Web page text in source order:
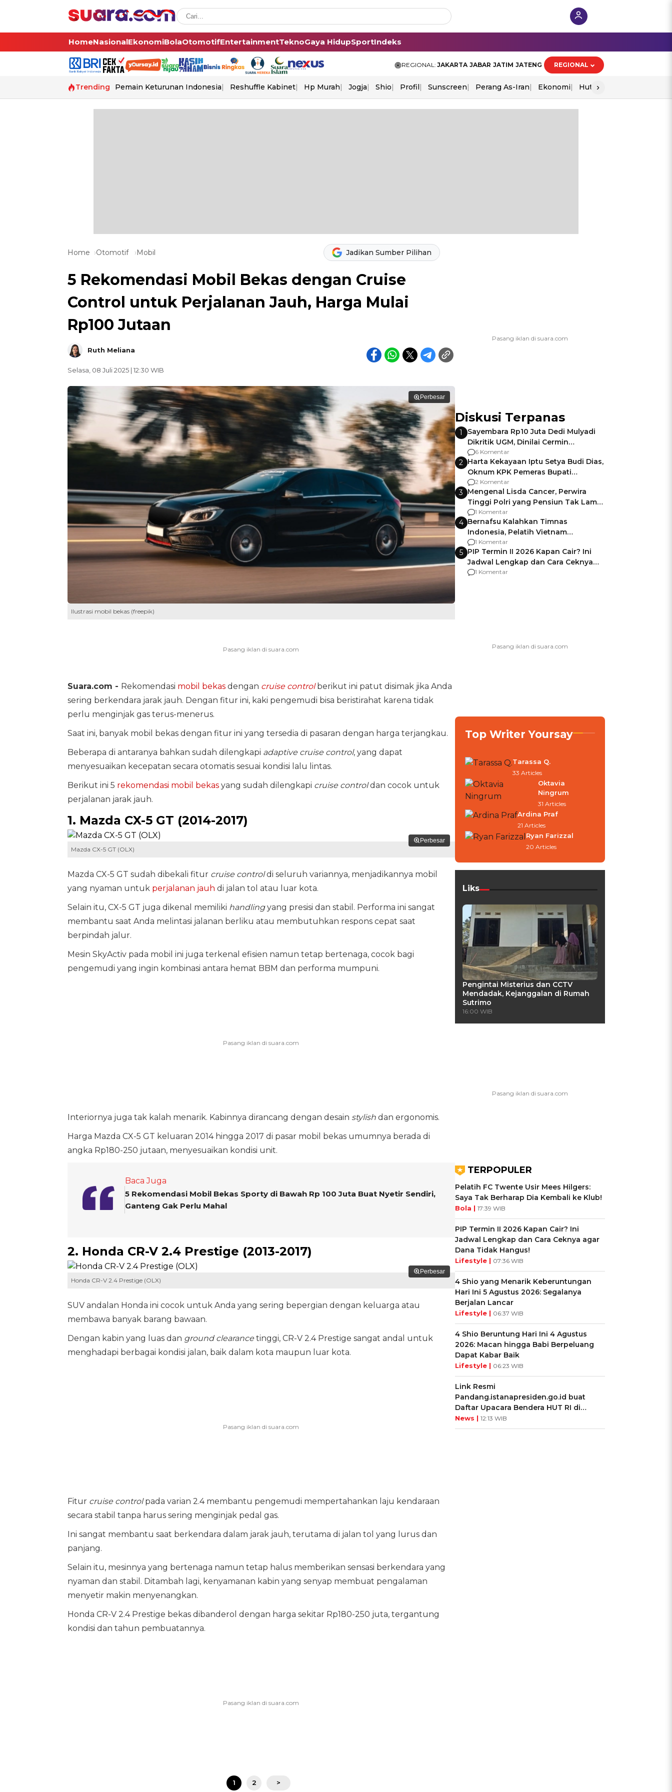
HomeNasionalEkonomiBolaOtomotifEntertainmentTeknoGaya HidupSportIndeks
REGIONAL: JAKARTA JABAR JATIM JATENG REGIONAL
Trending Pemain Keturunan Indonesia Reshuffle Kabinet Hp Murah Jogja Shio Profil Sunscreen Perang As-Iran Ekonomi Hut Ri
›
Home Otomotif Mobil Jadikan Sumber Pilihan
5 Rekomendasi Mobil Bekas dengan Cruise
Control untuk Perjalanan Jauh, Harga Mulai
Rp100 Jutaan
Ruth Meliana
Selasa, 08 Juli 2025 | 12:30 WIB
Perbesar
Ilustrasi mobil bekas (freepik)
Suara.com - Rekomendasi mobil bekasdengan cruise controlberikut ini patut disimak jika Anda
sering berkendara jarak jauh. Dengan fitur ini, kaki pengemudi bisa beristirahat karena tidak
perlu menginjak gas terus-menerus.
Saat ini, banyak mobil bekas dengan fitur ini yang tersedia di pasaran dengan harga terjangkau.
Beberapa di antaranya bahkan sudah dilengkapi adaptive cruise control, yang dapat
menyesuaikan kecepatan secara otomatis sesuai kondisi lalu lintas.
Berikut ini 5 rekomendasi mobil bekasyang sudah dilengkapi cruise controldan cocok untuk
perjalanan jarak jauh.
1. Mazda CX-5 GT (2014-2017)
Perbesar
Mazda CX-5 GT (OLX)
Mazda CX-5 GT sudah dibekali fitur cruise controldi seluruh variannya, menjadikannya mobil
yang nyaman untuk perjalanan jauh di jalan tol atau luar kota.
Selain itu, CX-5 GT juga dikenal memiliki handlingyang presisi dan stabil. Performa ini sangat
membantu saat Anda melintasi jalanan berliku atau membutuhkan respons cepat saat
berpindah jalur.
Mesin SkyActiv pada mobil ini juga terkenal efisien namun tetap bertenaga, cocok bagi
pengemudi yang ingin kombinasi antara hemat BBM dan performa mumpuni.
Interiornya juga tak kalah menarik. Kabinnya dirancang dengan desain stylishdan ergonomis.
Harga Mazda CX-5 GT keluaran 2014 hingga 2017 di pasar mobil bekas umumnya berada di
angka Rp180-250 jutaan, menyesuaikan kondisi unit.
Baca Juga
5 Rekomendasi Mobil Bekas Sporty di Bawah Rp 100 Juta Buat Nyetir Sendiri,
Ganteng Gak Perlu Mahal
2. Honda CR-V 2.4 Prestige (2013-2017)
Perbesar
Honda CR-V 2.4 Prestige (OLX)
SUV andalan Honda ini cocok untuk Anda yang sering bepergian dengan keluarga atau
membawa banyak barang bawaan.
Dengan kabin yang luas dan ground clearancetinggi, CR-V 2.4 Prestige sangat andal untuk
menghadapi berbagai kondisi jalan, baik dalam kota maupun luar kota.
Fitur cruise controlpada varian 2.4 membantu pengemudi mempertahankan laju kendaraan
secara stabil tanpa harus sering menginjak pedal gas.
Ini sangat membantu saat berkendara dalam jarak jauh, terutama di jalan tol yang lurus dan
panjang.
Selain itu, mesinnya yang bertenaga namun tetap halus memberikan sensasi berkendara yang
nyaman dan stabil. Ditambah lagi, kenyamanan kabin yang senyap membuat pengalaman
menyetir makin menyenangkan.
Honda CR-V 2.4 Prestige bekas dibanderol dengan harga sekitar Rp180-250 juta, tergantung
kondisi dan tahun pembuatannya.
1 2 >
Diskusi Terpanas
1
Sayembara Rp10 Juta Dedi Mulyadi
Dikritik UGM, Dinilai Cermin
Gagalnya Negara Jamin Keamanan
6 Komentar
2 Harta Kekayaan Iptu Setya Budi Dias,
Oknum KPK Pemeras Bupati
Pemalang
2 Komentar
3 Mengenal Lisda Cancer, Perwira
Tinggi Polri yang Pensiun Tak Lama
Usai Jadi Brigjen
1 Komentar
4 Bernafsu Kalahkan Timnas
Indonesia, Pelatih Vietnam
Berencana Pakai Jimat di Pakansari
1 Komentar
5 PIP Termin II 2026 Kapan Cair? Ini
Jadwal Lengkap dan Cara Ceknya
agar Dana Tidak Hangus!
1 Komentar
Top Writer Yoursay
Tarassa Q.
33 Articles
Oktavia
Ningrum
31 Articles
Ardina Praf
21 Articles
Ryan Farizzal
20 Articles
Liks
Pengintai Misterius dan CCTV
Mendadak, Kejanggalan di Rumah
Sutrimo
16:00 WIB
TERPOPULER
Pelatih FC Twente Usir Mees Hilgers:
Saya Tak Berharap Dia Kembali ke Klub!
Bola | 17:39 WIB
PIP Termin II 2026 Kapan Cair? Ini
Jadwal Lengkap dan Cara Ceknya agar
Dana Tidak Hangus!
Lifestyle | 07:36 WIB
4 Shio yang Menarik Keberuntungan
Hari Ini 5 Agustus 2026: Segalanya
Berjalan Lancar
Lifestyle | 06:37 WIB
4 Shio Beruntung Hari Ini 4 Agustus
2026: Macan hingga Babi Berpeluang
Dapat Kabar Baik
Lifestyle | 06:23 WIB
Link Resmi
Pandang.istanapresiden.go.id buat
Daftar Upacara Bendera HUT RI di
Istana Negara
News | 12:13 WIB